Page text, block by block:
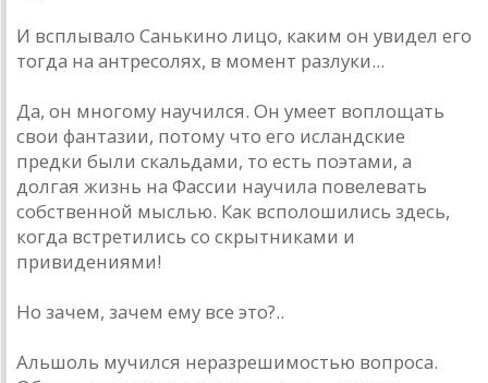
И всплывало Санькино лицо, каким он увидел его
тогда на антресолях, в момент разлуки...
Да, он многому научился. Он умеет воплощать
свои фантазии, потому что его исландские
предки были скальдами, то есть поэтами, а
долгая жизнь на Фассии научила повелевать
собственной мыслью. Как всполошились здесь,
когда встретились со скрытниками и
привидениями!
Но зачем, зачем ему все это?..
Альшоль мучился неразрешимостью вопроса.